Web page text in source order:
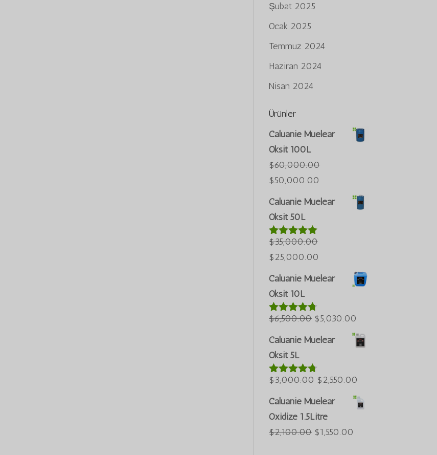
Şubat 2025
Ocak 2025
Temmuz 2024
Haziran 2024
Nisan 2024
Ürünler
Caluanie Muelear
Oksit 100L
$60,000.00
Orijinal
fiyat:
$60,000.00.
$50,000.00
andaki
Caluanie Muelear
Oksit 50L
5 üzerinden
5.00 oy aldı
$35,000.00
Orijinal
fiyat:
$35,000.00.
$25,000.00
andaki
Caluanie Muelear
Oksit 10L
5 üzerinden
aldı
$6,500.00 Orijinal
fiyat:
$6,500.00.
$5,030.00
andaki
fiyat:
Caluanie Muelear
Oksit 5L
5 üzerinden
aldı
$3,000.00 Orijinal
fiyat:
$3,000.00.
$2,550.00
andaki
fiyat:
Caluanie Muelear
Oxidize 1.5Litre
$2,100.00 Orijinal
$1,550.00
Tiếng Việt
O‘zbekcha
Deutsch (Sie)
ქართული
Қазақ тілі
한국어
Русский
ភាសាខ្មែរ
العربية
Azərbaycan dili
Português do Brasil